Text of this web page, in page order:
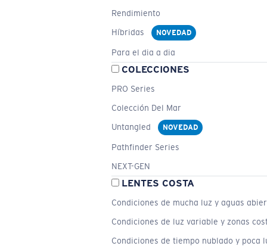
Rendimiento
Híbridas
NOVEDAD
Para el dia a dia
COLECCIONES
PRO Series
Colección Del Mar
Untangled
NOVEDAD
Pathfinder Series
NEXT-GEN
LENTES COSTA
Condiciones de mucha luz y aguas
Condiciones de luz variable y zonas
Condiciones de tiempo nublado y poca